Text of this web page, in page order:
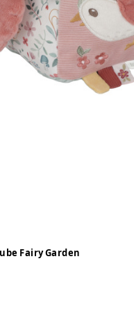
Fairy Garden